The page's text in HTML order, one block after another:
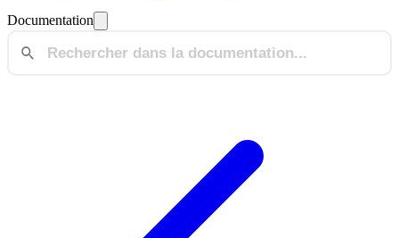
Documentation